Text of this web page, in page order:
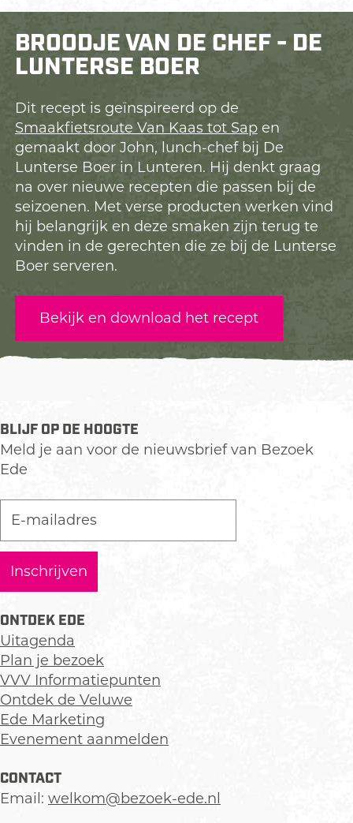
BROODJE VAN DE CHEF - DE
LUNTERSE BOER
Dit recept is geïnspireerd op de
Smaakfietsroute Van Kaas tot Sap en
gemaakt door John, lunch-chef bij De
Lunterse Boer in Lunteren. Hij denkt graag
na over nieuwe recepten die passen bij de
seizoenen. Met verse producten werken vind
hij belangrijk en deze smaken zijn terug te
vinden in de gerechten die ze bij de Lunterse
Boer serveren.
Bekijk en download het recept
BLIJF OP DE HOOGTE
Meld je aan voor de nieuwsbrief van Bezoek
Ede
ONTDEK EDE
Uitagenda
Plan je bezoek
VVV Informatiepunten
Ontdek de Veluwe
Ede Marketing
Evenement aanmelden
CONTACT
Email: welkom@bezoek-ede.nl